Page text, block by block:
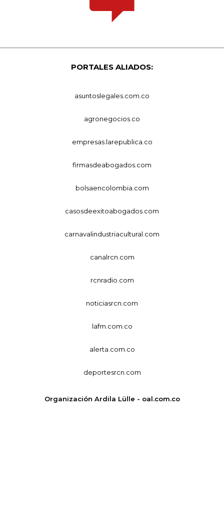
PORTALES ALIADOS:
asuntoslegales.com.co
agronegocios.co
empresas.larepublica.co
firmasdeabogados.com
bolsaencolombia.com
casosdeexitoabogados.com
carnavalindustriacultural.com
canalrcn.com
rcnradio.com
noticiasrcn.com
lafm.com.co
alerta.com.co
deportesrcn.com
Organización Ardila Lülle - oal.com.co